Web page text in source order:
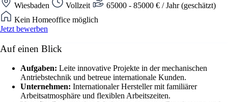
Wiesbaden Vollzeit
65000 - 85000 € / Jahr (geschätzt)
Kein Homeoffice möglich
Jetzt bewerben
Auf einen Blick
Aufgaben: Leite innovative Projekte in der mechanischen
Antriebstechnik und betreue internationale Kunden.
Unternehmen: Internationaler Hersteller mit familiärer
Arbeitsatmosphäre und flexiblen Arbeitszeiten.